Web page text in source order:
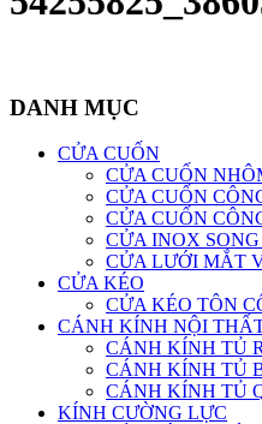
DANH MỤC
CỬA CUỐN
CỬA CUỐN
CỬA CUỐN
CỬA CUỐN
CỬA INOX
CỬA LƯỚI MẮT
CỬA KÉO
CỬA KÉO TÔN
CÁNH KÍNH NỘI
CÁNH KÍNH TỦ
CÁNH KÍNH TỦ
CÁNH KÍNH TỦ
KÍNH CƯỜNG LỰC